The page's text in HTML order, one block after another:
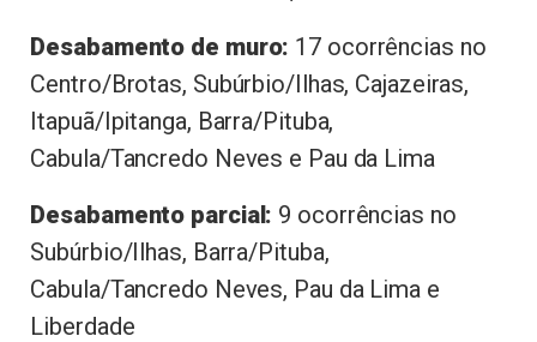
Desabamento de muro: 17 ocorrências no
Centro/Brotas, Subúrbio/Ilhas, Cajazeiras,
Itapuã/Ipitanga, Barra/Pituba,
Cabula/Tancredo Neves e Pau da Lima
Desabamento parcial: 9 ocorrências no
Subúrbio/Ilhas, Barra/Pituba,
Cabula/Tancredo Neves, Pau da Lima e
Liberdade